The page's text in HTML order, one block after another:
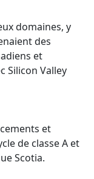
domaines, y
des
et
Silicon Valley
et
de classe A et
Scotia.